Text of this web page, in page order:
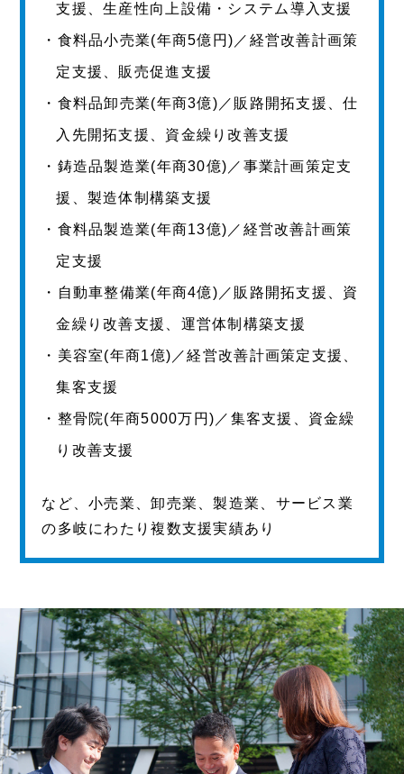
支援、生産性向上設備・システム導入支援
・食料品小売業(年商5億円)／経営改善計画策
定支援、販売促進支援
・食料品卸売業(年商3億)／販路開拓支援、仕
入先開拓支援、資金繰り改善支援
・鋳造品製造業(年商30億)／事業計画策定支
援、製造体制構築支援
・食料品製造業(年商13億)／経営改善計画策
定支援
・自動車整備業(年商4億)／販路開拓支援、資
金繰り改善支援、運営体制構築支援
・美容室(年商1億)／経営改善計画策定支援、
集客支援
・整骨院(年商5000万円)／集客支援、資金繰
り改善支援
など、小売業、卸売業、製造業、サービス業
の多岐にわたり複数支援実績あり